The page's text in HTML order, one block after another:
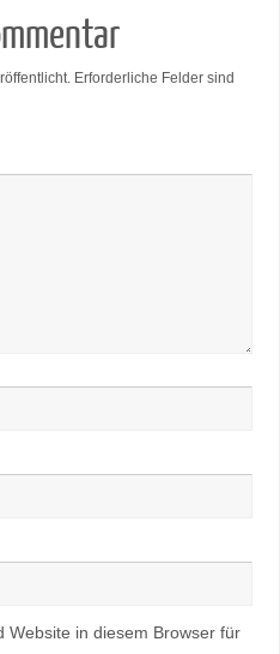
Erforderliche Felder sind
Website in diesem Browser für